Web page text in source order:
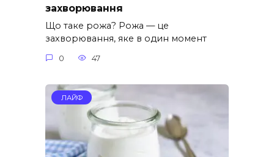
захворювання
Що таке рожа? Рожа — це
захворювання, яке в один момент
0 47
ЛАЙФ